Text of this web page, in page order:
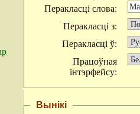
Перакласці слова:
Перакласці з:
Перакласці ў:
Працоўная
інтэрфейсу:
Вынікі